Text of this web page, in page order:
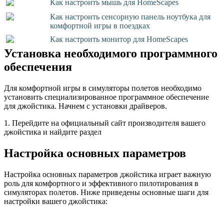
Как настроить мышь для HomeScapes
Как настроить сенсорную панель ноутбука для
комфортной игры в поездках
Как настроить монитор для HomeScapes
Установка необходимого программного
обеспечения
Для комфортной игры в симуляторы полетов необходимо
установить специализированное программное обеспечение
для джойстика. Начнем с установки драйверов.
1. Перейдите на официальный сайт производителя вашего
джойстика и найдите раздел
Настройка основных параметров
Настройка основных параметров джойстика играет важную
роль для комфортного и эффективного пилотирования в
симуляторах полетов. Ниже приведены основные шаги для
настройки вашего джойстика: